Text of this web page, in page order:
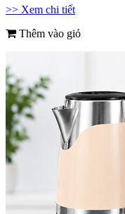
>> Xem chi tiết
Thêm vào giỏ